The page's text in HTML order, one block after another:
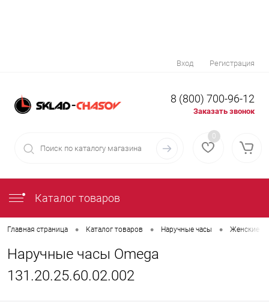
Вход Регистрация
8 (800) 700-96-12
Заказать звонок
0
Каталог товаров
Главная страница • Каталог товаров • Наручные часы • Женские
Наручные часы Omega
131.20.25.60.02.002